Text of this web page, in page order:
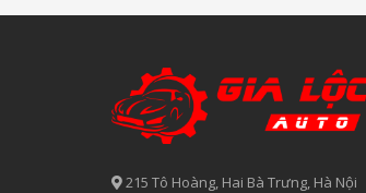
215 Tô Hoàng, Hai Bà Trưng, Hà Nội